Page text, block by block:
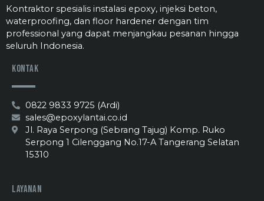
Kontraktor spesialis instalasi epoxy, injeksi beton,
waterproofing, dan floor hardener dengan tim
professional yang dapat menjangkau pesanan hingga
seluruh Indonesia.
Kontak
0822 9833 9725 (Ardi)
sales@epoxylantai.co.id
Jl. Raya Serpong (Sebrang Tajug) Komp. Ruko
Serpong 1 Cilenggang No.17-A Tangerang Selatan
15310
Layanan